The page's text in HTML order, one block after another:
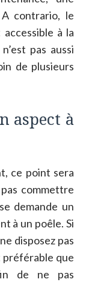
contrario, le
à la
pas aussi
de plusieurs
aspect à
ce point sera
commettre
demande un
à un poêle. Si
disposez pas
préférable que
de ne pas